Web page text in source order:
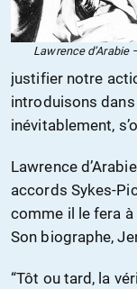
Lawrence d’Arabie
justifier notre
introduisons
inévitablement,
Lawrence
accords Sykes-
comme il le fera
Son biographe,
“Tôt ou tard, la